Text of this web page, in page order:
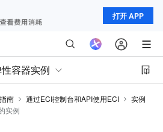
打开 APP
容器实例
南 通过ECI控制台和API使用ECI
实例
实例